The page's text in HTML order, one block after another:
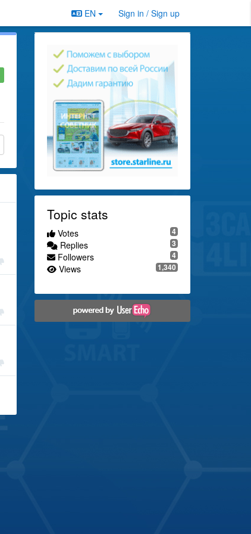
EN Sign in / Sign up
Topic stats
4
Votes
3
Replies
4
Followers
1,340
Views